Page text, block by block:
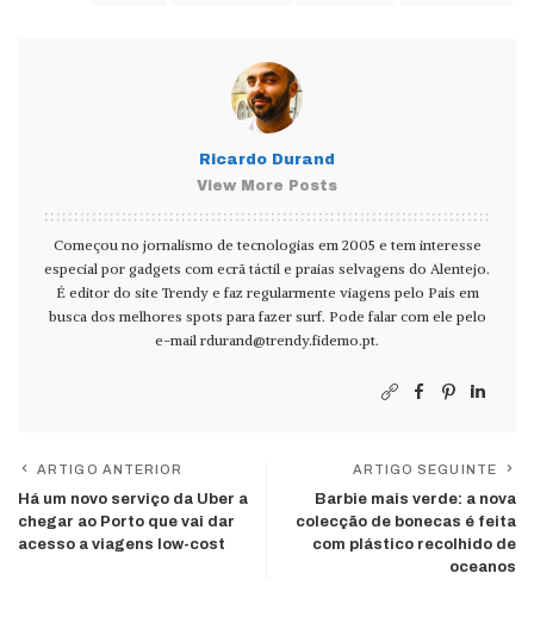
Ricardo Durand
View More Posts
Começou no jornalismo de tecnologias em 2005 e tem interesse
especial por gadgets com ecrã táctil e praias selvagens do Alentejo.
É editor do site Trendy e faz regularmente viagens pelo País em
busca dos melhores spots para fazer surf. Pode falar com ele pelo
e-mail rdurand@trendy.fidemo.pt.
ARTIGO ANTERIOR
Há um novo serviço da Uber a
chegar ao Porto que vai dar
acesso a viagens low-cost
ARTIGO SEGUINTE
Barbie mais verde: a nova
colecção de bonecas é feita
com plástico recolhido de
oceanos